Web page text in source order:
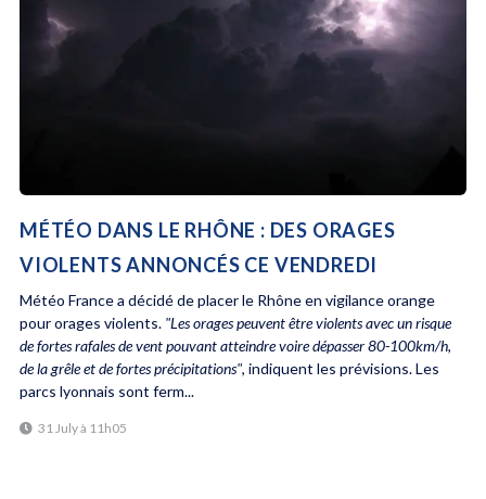
MÉTÉO DANS LE RHÔNE : DES ORAGES
VIOLENTS ANNONCÉS CE VENDREDI
Météo France a décidé de placer le Rhône en vigilance orange
pour orages violents. "Les orages peuvent être violents avec un risque
de fortes rafales de vent pouvant atteindre voire dépasser 80-100km/h,
de la grêle et de fortes précipitations", indiquent les prévisions. Les
parcs lyonnais sont ferm...
31 July à 11h05